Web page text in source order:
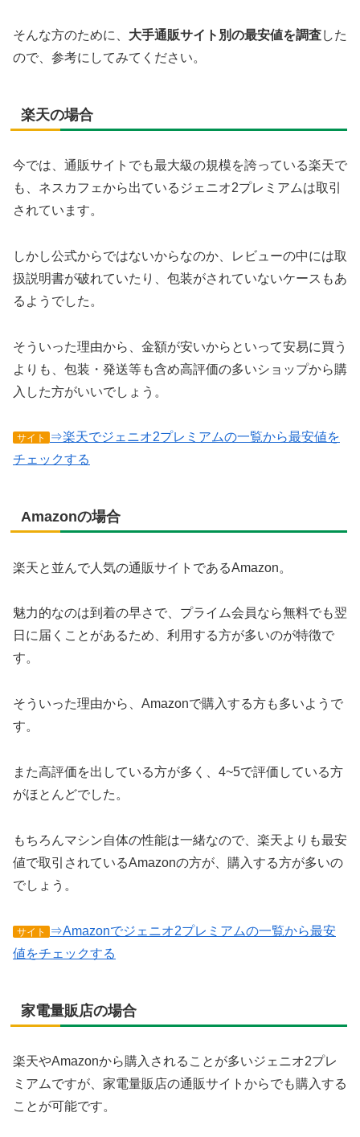
そんな方のために、 大手通販サイト別の最安値を調査した
ので、参考にしてみてください。
楽天の場合
今では、通販サイトでも最大級の規模を誇っている楽天で
も、ネスカフェから出ているジェニオ2プレミアムは取引
されています。
しかし公式からではないからなのか、レビューの中には取
扱説明書が破れていたり、包装がされていないケースもあ
るようでした。
そういった理由から、金額が安いからといって安易に買う
よりも、包装・発送等も含め高評価の多いショップから購
入した方がいいでしょう。
サイト
⇒楽天でジェニオ2プレミアムの一覧から最安値を
チェックする
Amazonの場合
楽天と並んで人気の通販サイトであるAmazon。
魅力的なのは到着の早さで、プライム会員なら無料でも翌
日に届くことがあるため、利用する方が多いのが特徴で
す。
そういった理由から、Amazonで購入する方も多いようで
す。
また高評価を出している方が多く、4~5で評価している方
がほとんどでした。
もちろんマシン自体の性能は一緒なので、楽天よりも最安
値で取引されているAmazonの方が、購入する方が多いの
でしょう。
サイト
⇒Amazonでジェニオ2プレミアムの一覧から最安
値をチェックする
家電量販店の場合
楽天やAmazonから購入されることが多いジェニオ2プレ
ミアムですが、家電量販店の通販サイトからでも購入する
ことが可能です。